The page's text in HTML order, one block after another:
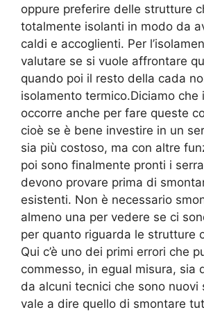
oppure preferire delle strutture
totalmente isolanti in modo da
caldi e accoglienti. Per
valutare se si vuole affrontare
quando poi il resto della cada
isolamento termico.Diciamo che
occorre anche per fare queste
cioè se è bene investire in un
sia più costoso, ma con altre
poi sono finalmente pronti i
devono provare prima di
esistenti. Non è necessario
almeno una per vedere se ci
per quanto riguarda le strutture
Qui c’è uno dei primi errori che
commesso, in egual misura, sia
da alcuni tecnici che sono nuovi
vale a dire quello di smontare